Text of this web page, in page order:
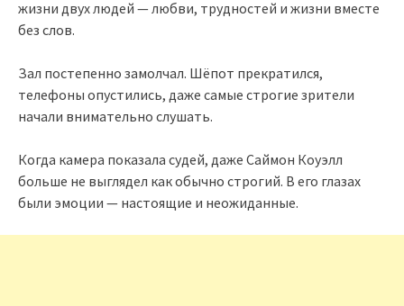
жизни двух людей — любви, трудностей и жизни вместе
без слов.
Зал постепенно замолчал. Шёпот прекратился,
телефоны опустились, даже самые строгие зрители
начали внимательно слушать.
Когда камера показала судей, даже Саймон Коуэлл
больше не выглядел как обычно строгий. В его глазах
были эмоции — настоящие и неожиданные.